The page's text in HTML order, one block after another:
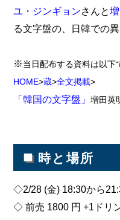
ユ・ジンギョンさんと
る文字盤の、日韓での
※ 当日配布する資料は以下
HOME>蔵>全文掲載>
「韓国の文字盤」増田英
■ 時と場所
◇2/28 (金) 18:30から
◇ 前売 1800 円 +1ドリ